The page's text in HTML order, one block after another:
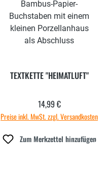
TEXTKETTE "HEIMATLUFT"
Regulärer Preis:
14,99 €
Preise inkl. MwSt. zzgl. Versandkosten
Zum Merkzettel hinzufügen